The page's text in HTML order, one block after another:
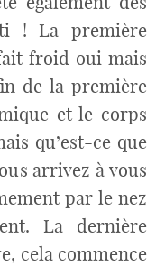
! La première
froid oui mais
de la première
et le corps
qu’est-ce que
arrivez à vous
par le nez
La dernière
cela commence